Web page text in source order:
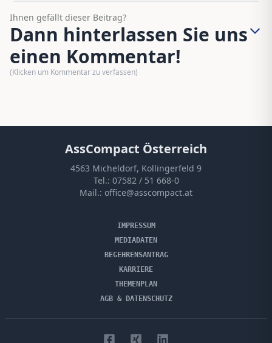
Ihnen gefällt dieser Beitrag?
Dann hinterlassen Sie uns
einen Kommentar!
(Klicken um Kommentar zu verfassen)
AssCompact Österreich
4563 Micheldorf, Kollingerfeld 9
Tel.: 07582 / 51 668-0
Mail.: office@asscompact.at
IMPRESSUM
MEDIADATEN
BEGEHRENSANTRAG
KARRIERE
THEMENPLAN
AGB & DATENSCHUTZ